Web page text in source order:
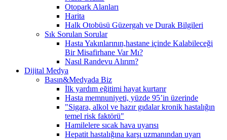
Otopark Alanları
Harita
Halk Otobüsü Güzergah ve Durak Bilgileri
Sık Sorulan Sorular
Hasta Yakınlarının,hastane içinde Kalabileceği
Bir Misafirhane Var Mı?
Nasıl Randevu Alırım?
Dijital Medya
Basın&Medyada Biz
İlk yardım eğitimi hayat kurtarır
Hasta memnuniyeti, yüzde 95’in üzerinde
"Sigara, alkol ve hazır gıdalar kronik hastalığın
temel risk faktörü"
Hamilelere sıcak hava uyarısı
Hepatit hastalığına karşı uzmanından uyarı